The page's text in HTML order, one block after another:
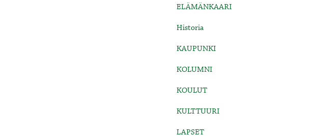
ELÄMÄNKAARI
Historia
KAUPUNKI
KOLUMNI
KOULUT
KULTTUURI
LAPSET